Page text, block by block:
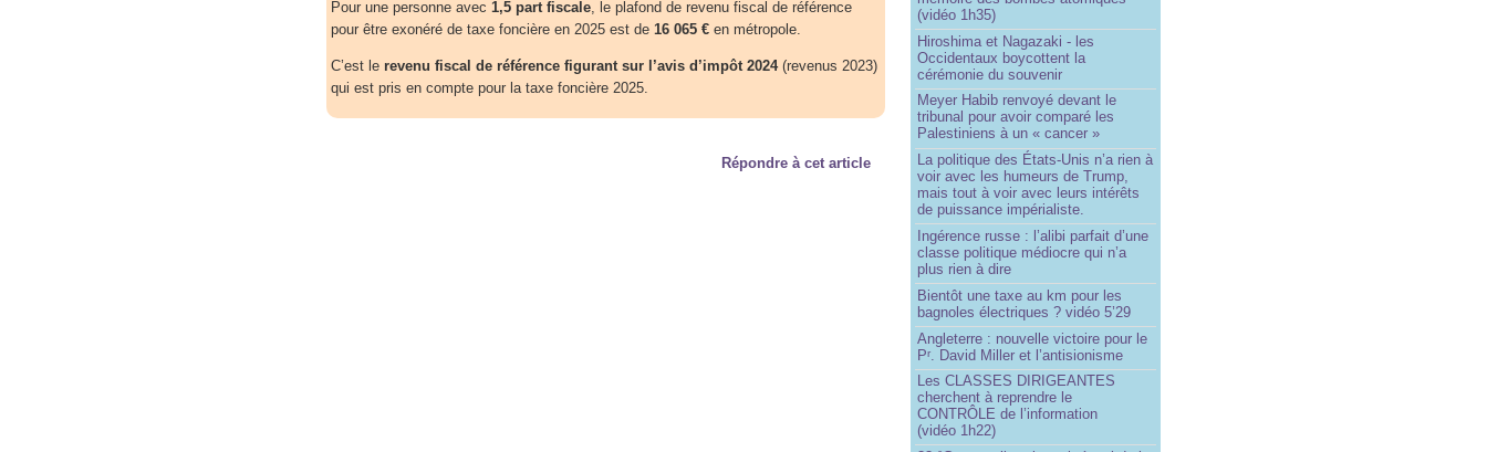
Pour une personne avec 1,5 part fiscale, le plafond de revenu fiscal de référence
pour être exonéré de taxe foncière en 2025 est de 16 065 € en métropole.
C’est le revenu fiscal de référence figurant sur l’avis d’impôt 2024(revenus 2023)
qui est pris en compte pour la taxe foncière 2025.
Répondre à cet article
(vidéo 1h35)
Hiroshima et Nagazaki - les
Occidentaux boycottent la
cérémonie du souvenir
Meyer Habib renvoyé devant le
tribunal pour avoir comparé les
Palestiniens à un « cancer »
La politique des États-Unis n’a rien à
voir avec les humeurs de Trump,
mais tout à voir avec leurs intérêts
de puissance impérialiste.
Ingérence russe : l’alibi parfait d’une
classe politique médiocre qui n’a
plus rien à dire
Bientôt une taxe au km pour les
bagnoles électriques ? vidéo 5’29
Angleterre : nouvelle victoire pour le
Pr
. David Miller et l’antisionisme
Les CLASSES DIRIGEANTES
cherchent à reprendre le
CONTRÔLE de l’information
(vidéo 1h22)